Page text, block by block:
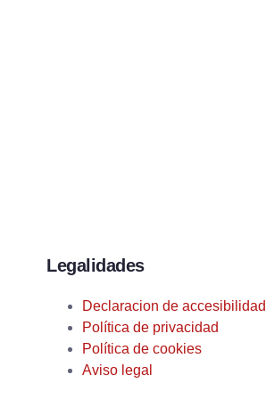
Legalidades
Declaracion de accesibilidad
Política de privacidad
Política de cookies
Aviso legal